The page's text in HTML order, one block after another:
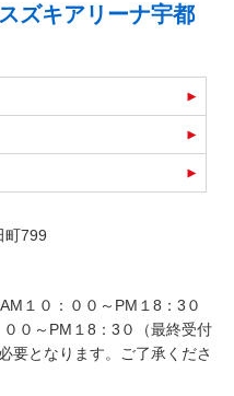
ズキアリーナ宇都
町799
１０：００～PM１8：3０
０～PM１8：3０（最終受付
要となります。ご了承くださ